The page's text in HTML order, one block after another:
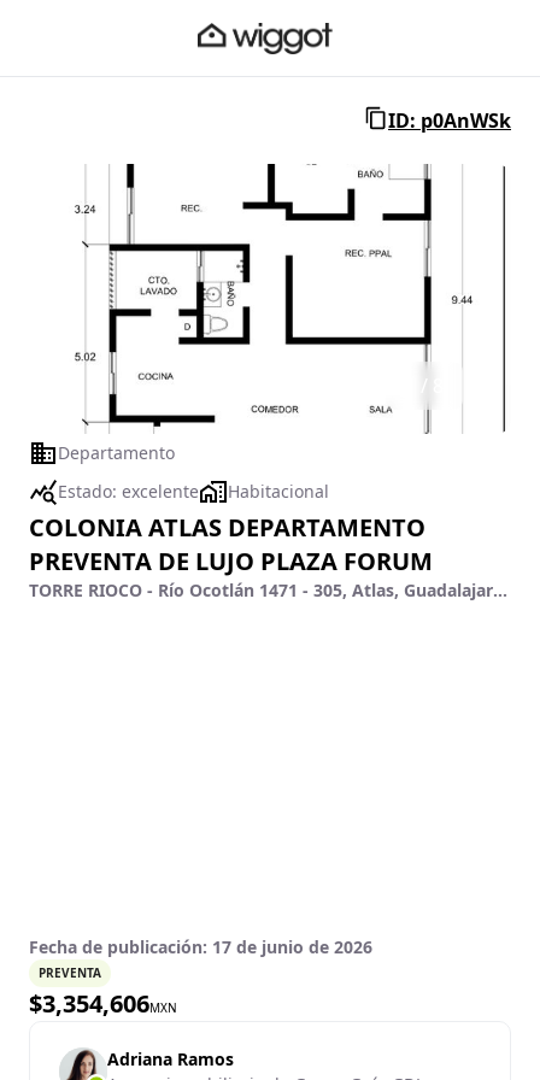
ID: p0AnWSk
Departamento
Estado: excelente Habitacional
COLONIA ATLAS DEPARTAMENTO
PREVENTA DE LUJO PLAZA FORUM
TORRE RIOCO - Río Ocotlán 1471 - 305, Atlas, Guadalajara, Jalisco
Fecha de publicación: 17 de junio de 2026
PREVENTA
$3,354,606MXN
Adriana Ramos